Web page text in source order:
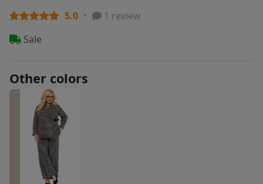
5.0
1 review
Sale
Other colors